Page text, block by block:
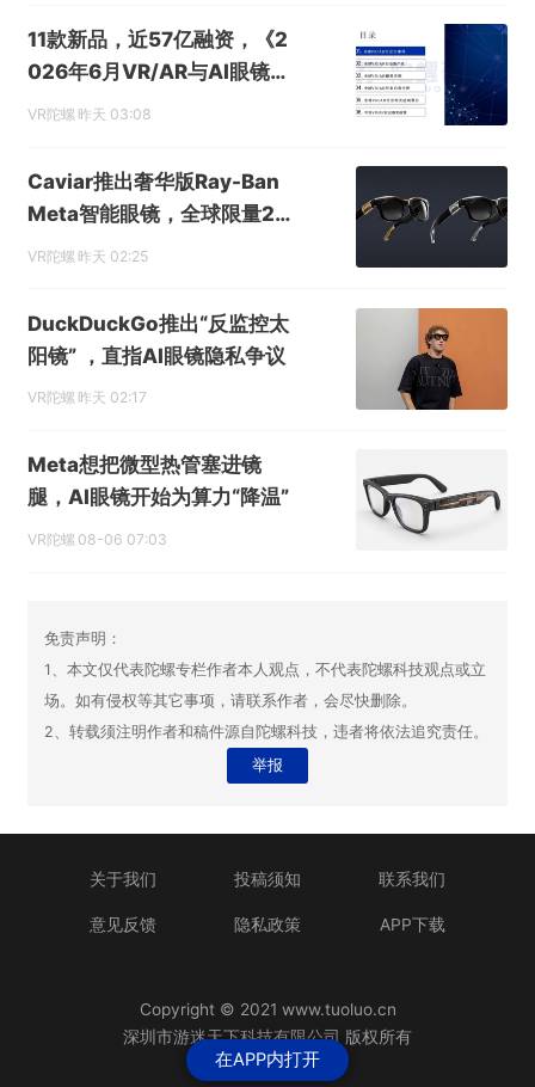
11款新品，近57亿融资，《2
026年6月VR/AR与AI眼镜行
业月报》发布
VR陀螺 昨天 03:08
Caviar推出奢华版Ray-Ban
Meta智能眼镜，全球限量24
副售价超6000美元
VR陀螺 昨天 02:25
DuckDuckGo推出“反监控太
阳镜” ，直指AI眼镜隐私争议
VR陀螺 昨天 02:17
Meta想把微型热管塞进镜
腿，AI眼镜开始为算力“降温”
VR陀螺 08-06 07:03
免责声明：
1、本文仅代表陀螺专栏作者本人观点，不代表陀螺科技观点或立
场。如有侵权等其它事项，请联系作者，会尽快删除。
2、转载须注明作者和稿件源自陀螺科技，违者将依法追究责任。
举报
在APP内打开
关于我们 投稿须知 联系我们
意见反馈 隐私政策 APP下载
Copyright © 2021 www.tuoluo.cn
深圳市游迷天下科技有限公司 版权所有
粤ICP备13090461号